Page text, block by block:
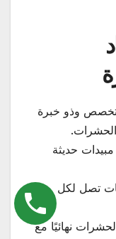
وذو خبرة
حديثة
تصل لكل
نهائيًا مع